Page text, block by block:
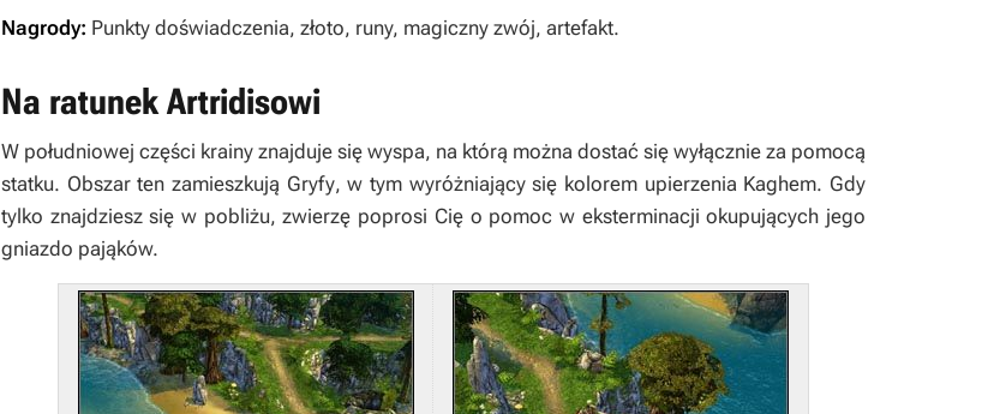
Nagrody: Punkty doświadczenia, złoto, runy, magiczny zwój, artefakt.
Na ratunek Artridisowi
W południowej części krainy znajduje się wyspa, na którą można dostać się wyłącznie za pomocą
statku. Obszar ten zamieszkują Gryfy, w tym wyróżniający się kolorem upierzenia Kaghem. Gdy
tylko znajdziesz się w pobliżu, zwierzę poprosi Cię o pomoc w eksterminacji okupujących jego
gniazdo pająków.